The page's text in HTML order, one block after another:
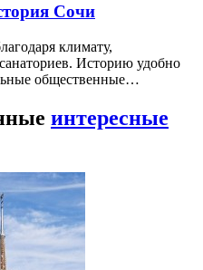
Сочи
климату,
Историю удобно
общественные…
интересные